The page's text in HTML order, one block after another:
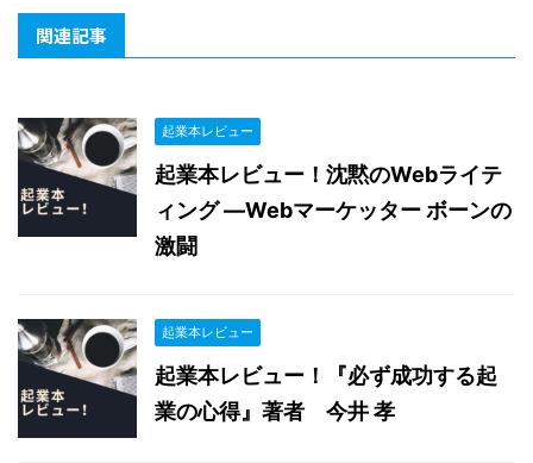
関連記事
起業本レビュー
起業本レビュー！沈黙のWebライテ
ィング —Webマーケッター ボーンの
激闘
起業本レビュー
起業本レビュー！『必ず成功する起
業の心得』著者 今井 孝